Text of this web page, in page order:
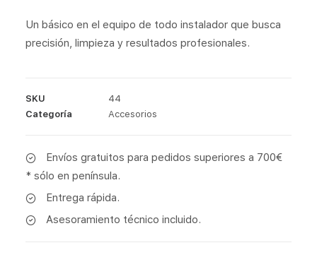
Un básico en el equipo de todo instalador que busca
precisión, limpieza y resultados profesionales.
SKU
44
Categoría
Accesorios
Envíos gratuitos para pedidos superiores a 700€
* sólo en península.
Entrega rápida.
Asesoramiento técnico incluido.